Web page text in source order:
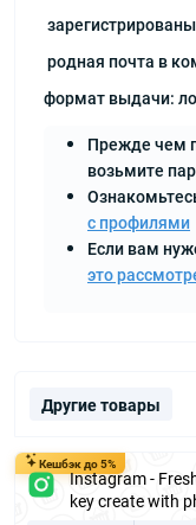
родная почта в
формат выдачи:
Прежде чем
возьмите
с профилями
Если вам
это
Другие товары
Кешбэк до 5%
Instagram -
key create with